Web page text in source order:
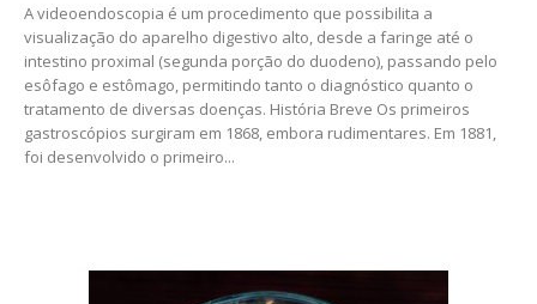
A videoendoscopia é um procedimento que possibilita a
visualização do aparelho digestivo alto, desde a faringe até o
intestino proximal (segunda porção do duodeno), passando pelo
esôfago e estômago, permitindo tanto o diagnóstico quanto o
tratamento de diversas doenças. História Breve Os primeiros
gastroscópios surgiram em 1868, embora rudimentares. Em 1881,
foi desenvolvido o primeiro...